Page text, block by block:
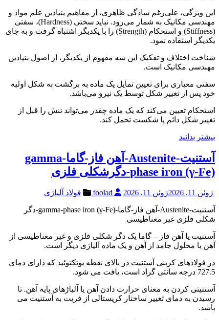
این ویژگی، علی‌رغم سادگی ظاهری، از مفاهیم بنیادین علم مواد و
مهندسی مکانیک به شمار می‌رود. نباید سختی (Hardness)، سفتی
(Stiffness) و استحکام (Strength) را با یکدیگر اشتباه گرفت و به جای
یکدیگر استفاده نمود.
شناخت اختلاف و تفکیک این سه مفهوم از یکدیگر، از اصول بنیادین
مهندسی مکانیک است.
سفتی معیاری برای تعیین تمایل یک ماده به برگشت به شکل اولیه
خود پس از تغییر شکل توسط یک نیرو می‌باشد.
استحکام تعیین می‌کند که یک ماده چقدر می‌تواند تنش را قبل از
تغییر شکل دائم یا شکست تحمل کند.
بیشتر بدانید
آستنیت-Austenite-آهن فاز-گاما‌‌gamma-
phase iron (γ-Fe)-دگرشکلی فلزی
ژوئن 11, 2026 ژوئن 11, 2026 فولاد آلیاژی
آستنیت-Austenite-آهن فاز-گاما‌‌-gamma-phase iron (γ-Fe)-دگر
شکلی فلزی غیر مغناطیسی
آستنیت یا آهن فاز – گاما یک دگر شکلی فلزی و غیر مغناطیسی از
آهن یا محلول جامد از آهن و یک ماده آلیاژی دیگر است.
در فولادهای کربنی آستنیت در بالای نقطه یوتکتوئید که دارای دمای
727.5 درجه سانتی گراد است، یافت می شود.
آستنیتی کردن به معنای حرارت دادن آهن یا آلیاژهای پایه آهن. تا
رسیدن به دمای تغییر ساختار کریستالی از فریت به آستنیت می
باشد.